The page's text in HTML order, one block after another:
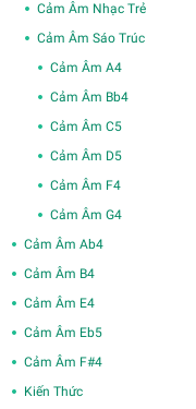
Cảm Âm Nhạc Trẻ
Cảm Âm Sáo Trúc
Cảm Âm A4
Cảm Âm Bb4
Cảm Âm C5
Cảm Âm D5
Cảm Âm F4
Cảm Âm G4
Cảm Âm Ab4
Cảm Âm B4
Cảm Âm E4
Cảm Âm Eb5
Cảm Âm F#4
Kiến Thức